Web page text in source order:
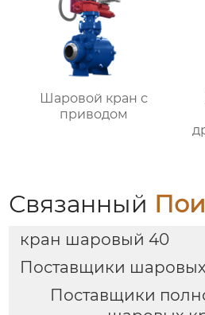
Шаровой кран с
приводом
Связанный
кран шаровый 40
Поставщики
Поставщики